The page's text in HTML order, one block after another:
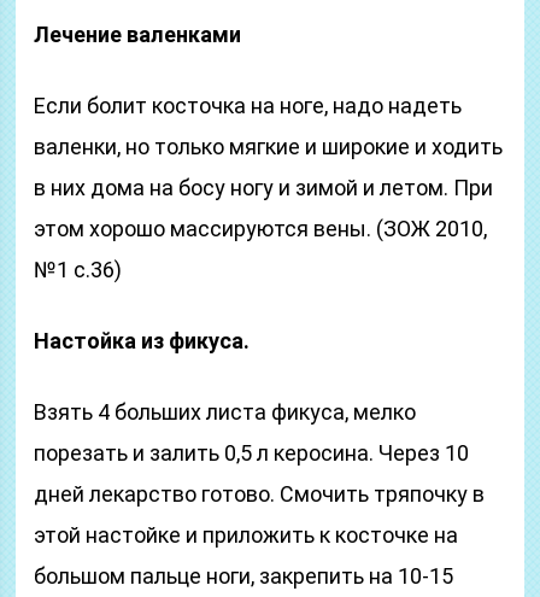
Лечение валенками
Если болит косточка на ноге, надо надеть
валенки, но только мягкие и широкие и ходить
в них дома на босу ногу и зимой и летом. При
этом хорошо массируются вены. (ЗОЖ 2010,
№1 с.36)
Настойка из фикуса.
Взять 4 больших листа фикуса, мелко
порезать и залить 0,5 л керосина. Через 10
дней лекарство готово. Смочить тряпочку в
этой настойке и приложить к косточке на
большом пальце ноги, закрепить на 10-15